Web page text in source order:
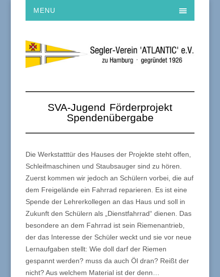
MENU
SVA-Jugend Förderprojekt
Spendenübergabe
Die Werkstatttür des Hauses der Projekte steht offen,
Schleifmaschinen und Staubsauger sind zu hören.
Zuerst kommen wir jedoch an Schülern vorbei, die auf
dem Freigelände ein Fahrrad reparieren. Es ist eine
Spende der Lehrerkollegen an das Haus und soll in
Zukunft den Schülern als „Dienstfahrrad“ dienen. Das
besondere an dem Fahrrad ist sein Riemenantrieb,
der das Interesse der Schüler weckt und sie vor neue
Lernaufgaben stellt: Wie doll darf der Riemen
gespannt werden? muss da auch Öl dran? Reißt der
nicht? Aus welchem Material ist der denn…